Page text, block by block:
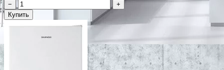
−
+
Купить